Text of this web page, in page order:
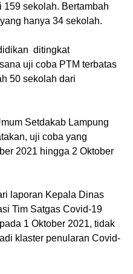
159 sekolah. Bertambah
hanya 34 sekolah.
ditingkat
uji coba PTM terbatas
50 sekolah dari
Setdakab Lampung
uji coba yang
2021 hingga 2 Oktober
laporan Kepala Dinas
Tim Satgas Covid-19
1 Oktober 2021, tidak
klaster penularan Covid-